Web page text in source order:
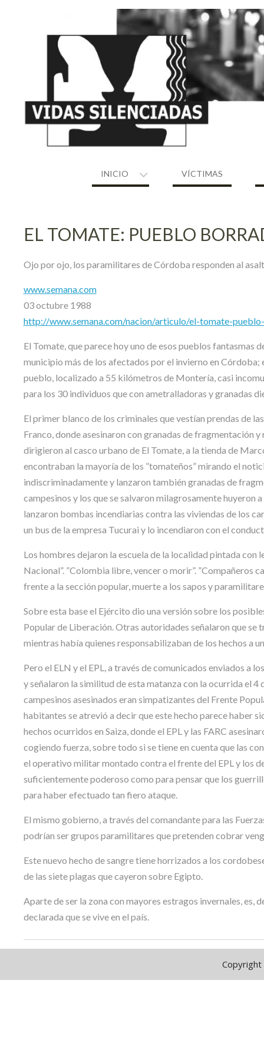
INICIO VÍCTIMAS
EL TOMATE: PUEBLO
Ojo por ojo, los paramilitares de Córdoba responden al
www.semana.com
03 octubre 1988
http://www.semana.com/nacion/articulo/el-tomate-
El Tomate, que parece hoy uno de esos pueblos fantasmas
municipio más de los afectados por el invierno en Córdoba;
pueblo, localizado a 55 kilómetros de Montería, casi
para los 30 individuos que con ametralladoras y granadas
El primer blanco de los criminales que vestían prendas de
Franco, donde asesinaron con granadas de fragmentación
dirigieron al casco urbano de El Tomate, a la tienda de
encontraban la mayoría de los ”tomateños” mirando el
indiscriminadamente y lanzaron también granadas de
campesinos y los que se salvaron milagrosamente huyeron
lanzaron bombas incendiarias contra las viviendas de los
un bus de la empresa Tucurai y lo incendiaron con el
Los hombres dejaron la escuela de la localidad pintada con
Nacional”. ”Colombia libre, vencer o morir”. ”Compañeros
frente a la sección popular, muerte a los sapos y
Sobre esta base el Ejército dio una versión sobre los
Popular de Liberación. Otras autoridades señalaron que se
mientras había quienes responsabilizaban de los hechos a
Pero el ELN y el EPL, a través de comunicados enviados a
y señalaron la similitud de esta matanza con la ocurrida el
campesinos asesinados eran simpatizantes del Frente
habitantes se atrevió a decir que este hecho parece haber
hechos ocurridos en Saiza, donde el EPL y las FARC
cogiendo fuerza, sobre todo si se tiene en cuenta que las
el operativo militar montado contra el frente del EPL y los
suficientemente poderoso como para pensar que los
para haber efectuado tan fiero ataque.
El mismo gobierno, a través del comandante para las
podrían ser grupos paramilitares que pretenden cobrar
Este nuevo hecho de sangre tiene horrizados a los
de las siete plagas que cayeron sobre Egipto.
Aparte de ser la zona con mayores estragos invernales, es,
declarada que se vive en el país.
Copyright